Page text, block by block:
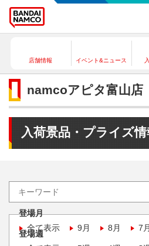
店舗情報 イベント&ニュース
namcoアピタ富山店
入荷景品・プライズ情
登場月
全て表示
9月 8月 7月
登場週